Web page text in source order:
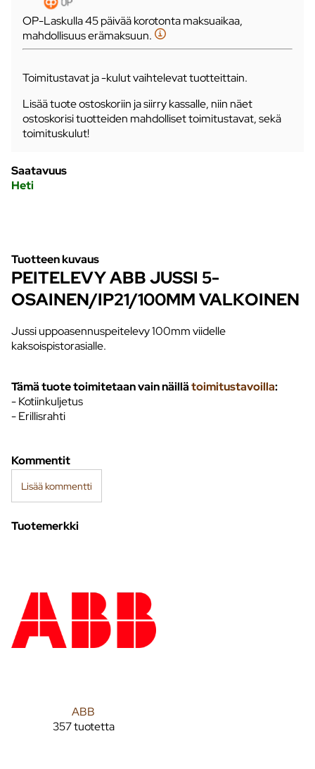
OP-Laskulla 45 päivää korotonta maksuaikaa,
mahdollisuus erämaksuun.
Toimitustavat ja -kulut vaihtelevat tuotteittain.
Lisää tuote ostoskoriin ja siirry kassalle, niin näet
ostoskorisi tuotteiden mahdolliset toimitustavat, sekä
toimituskulut!
Saatavuus
Heti
Tuotteen kuvaus
PEITELEVY ABB JUSSI 5-
OSAINEN/IP21/100MM VALKOINEN
Jussi uppoasennuspeitelevy 100mm viidelle
kaksoispistorasialle.
Tämä tuote toimitetaan vain näillätoimitustavoilla:
- Kotiinkuljetus
- Erillisrahti
Kommentit
Lisää kommentti
Tuotemerkki
ABB
357 tuotetta